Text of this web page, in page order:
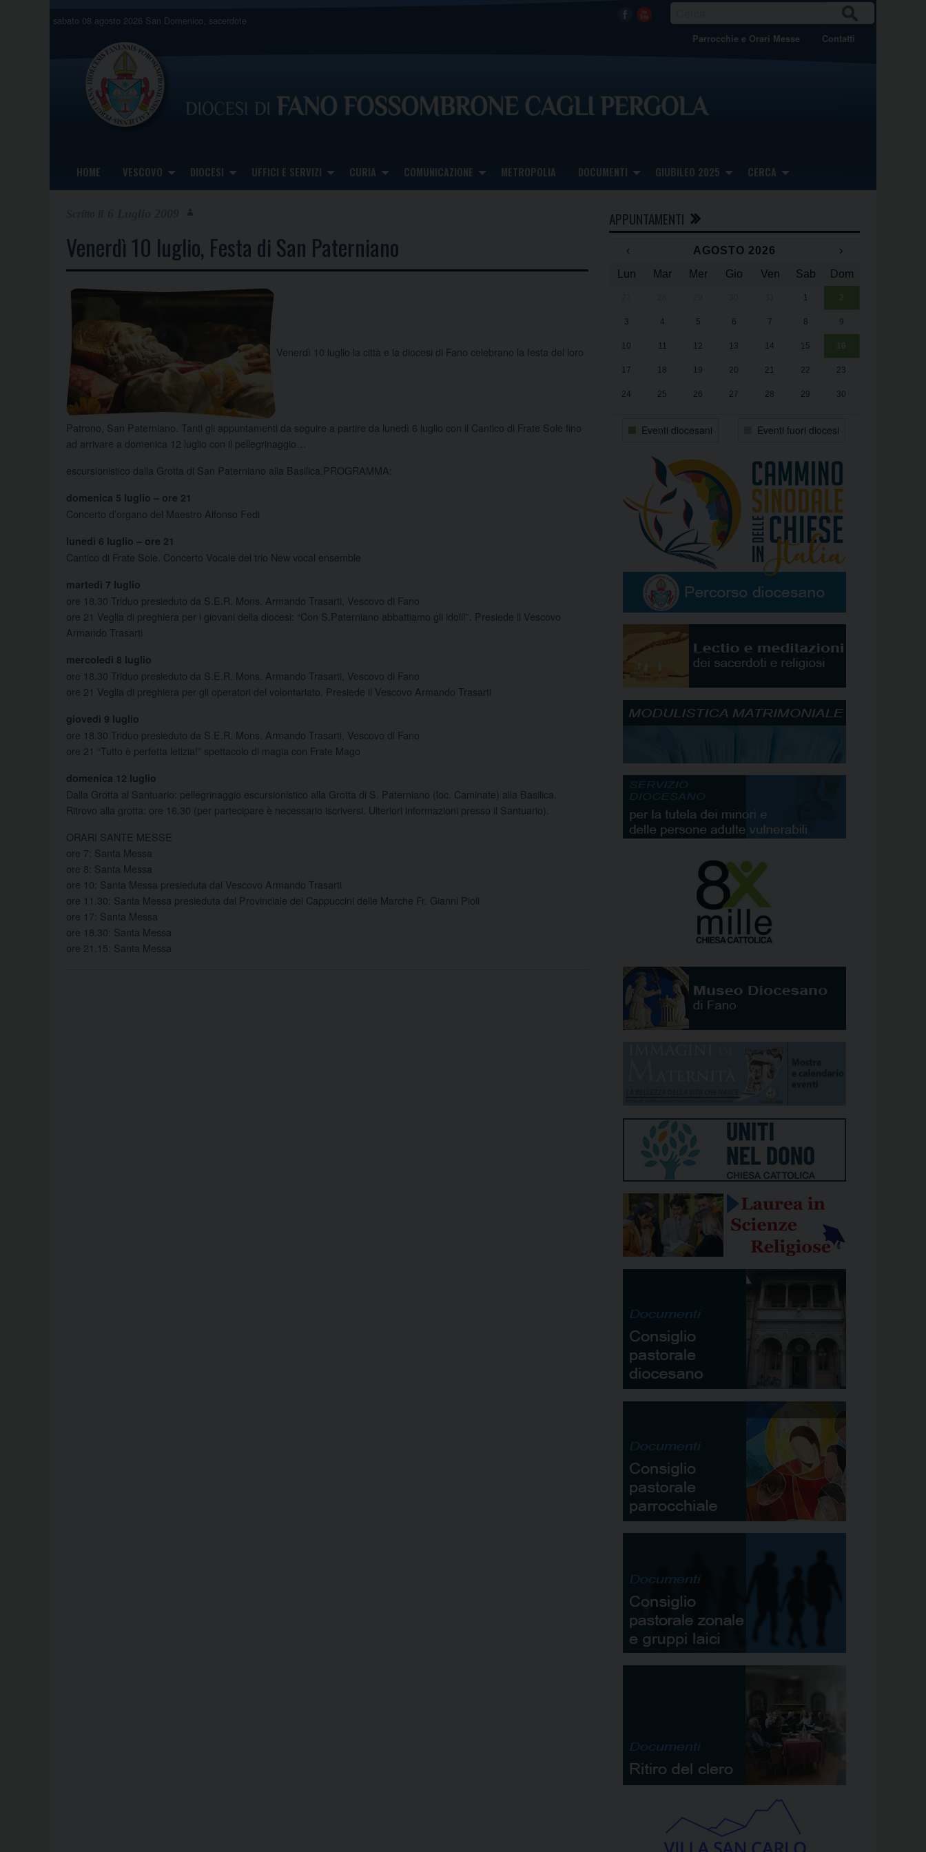
sabato 08 agosto 2026 San Domenico, sacerdote Facebook
Youtube CA
Parrocchie e Orari Messe Contatti
HOME VESCOVO DIOCESI UFFICI E SERVIZI CURIA COMUNICAZIONE METROPOLIA DOCUMENTI GIUBILEO 2025 CERCA
Venerdì 10 luglio, Festa di San Paterniano
Venerdì 10 luglio la città e la diocesi di Fano celebrano la festa del loro
Patrono, San Paterniano. Tanti gli appuntamenti da seguire a partire da lunedì 6 luglio con il Cantico di Frate Sole fino
ad arrivare a domenica 12 luglio con il pellegrinaggio…
escursionistico dalla Grotta di San Paterniano alla Basilica.PROGRAMMA:
domenica 5 luglio – ore 21
Concerto d’organo del Maestro Alfonso Fedi
lunedì 6 luglio – ore 21
Cantico di Frate Sole. Concerto Vocale del trio New vocal ensemble
martedì 7 luglio
ore 18.30 Triduo presieduto da S.E.R. Mons. Armando Trasarti, Vescovo di Fano
ore 21 Veglia di preghiera per i giovani della diocesi: “Con S.Paterniano abbattiamo gli idoli!”. Presiede il Vescovo
Armando Trasarti
mercoledì 8 luglio
ore 18.30 Triduo presieduto da S.E.R. Mons. Armando Trasarti, Vescovo di Fano
ore 21 Veglia di preghiera per gli operatori del volontariato. Presiede il Vescovo Armando Trasarti
giovedì 9 luglio
ore 18.30 Triduo presieduto da S.E.R. Mons. Armando Trasarti, Vescovo di Fano
ore 21 “Tutto è perfetta letizia!” spettacolo di magia con Frate Mago
domenica 12 luglio
Dalla Grotta al Santuario: pellegrinaggio escursionistico alla Grotta di S. Paterniano (loc. Caminate) alla Basilica.
Ritrovo alla grotta: ore 16.30 (per partecipare è necessario iscriversi. Ulteriori informazioni presso il Santuario).
ORARI SANTE MESSE
ore 7: Santa Messa
ore 8: Santa Messa
ore 10: Santa Messa presieduta dal Vescovo Armando Trasarti
ore 11.30: Santa Messa presieduta dal Provinciale dei Cappuccini delle Marche Fr. Gianni Pioli
ore 17: Santa Messa
ore 18.30: Santa Messa
ore 21.15: Santa Messa
APPUNTAMENTI
‹ AGOSTO 2026
›
Lun
Mar Mer Gio Ven Sab Dom
1 2
3 4 5 6 7 8 9
10 11 12 13 14 15 16
17 18 19 20 21 22 23
24 25 26 27 28 29 30
Eventi diocesani Eventi fuori diocesi